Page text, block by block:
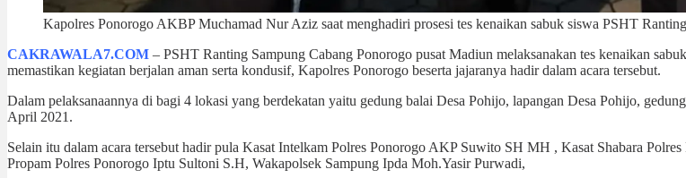
Kapolres Ponorogo AKBP Muchamad Nur Aziz saat menghadiri prosesi tes kenaikan sabuk siswa PSHT
CAKRAWALA7.COM – PSHT Ranting Sampung Cabang Ponorogo pusat Madiun melaksanakan tes kenaikan
memastikan kegiatan berjalan aman serta kondusif, Kapolres Ponorogo beserta jajaranya hadir dalam acara tersebut.
Dalam pelaksanaannya di bagi 4 lokasi yang berdekatan yaitu gedung balai Desa Pohijo, lapangan Desa Pohijo,
April 2021.
Selain itu dalam acara tersebut hadir pula Kasat Intelkam Polres Ponorogo AKP Suwito SH MH , Kasat Shabara
Propam Polres Ponorogo Iptu Sultoni S.H, Wakapolsek Sampung Ipda Moh.Yasir Purwadi,